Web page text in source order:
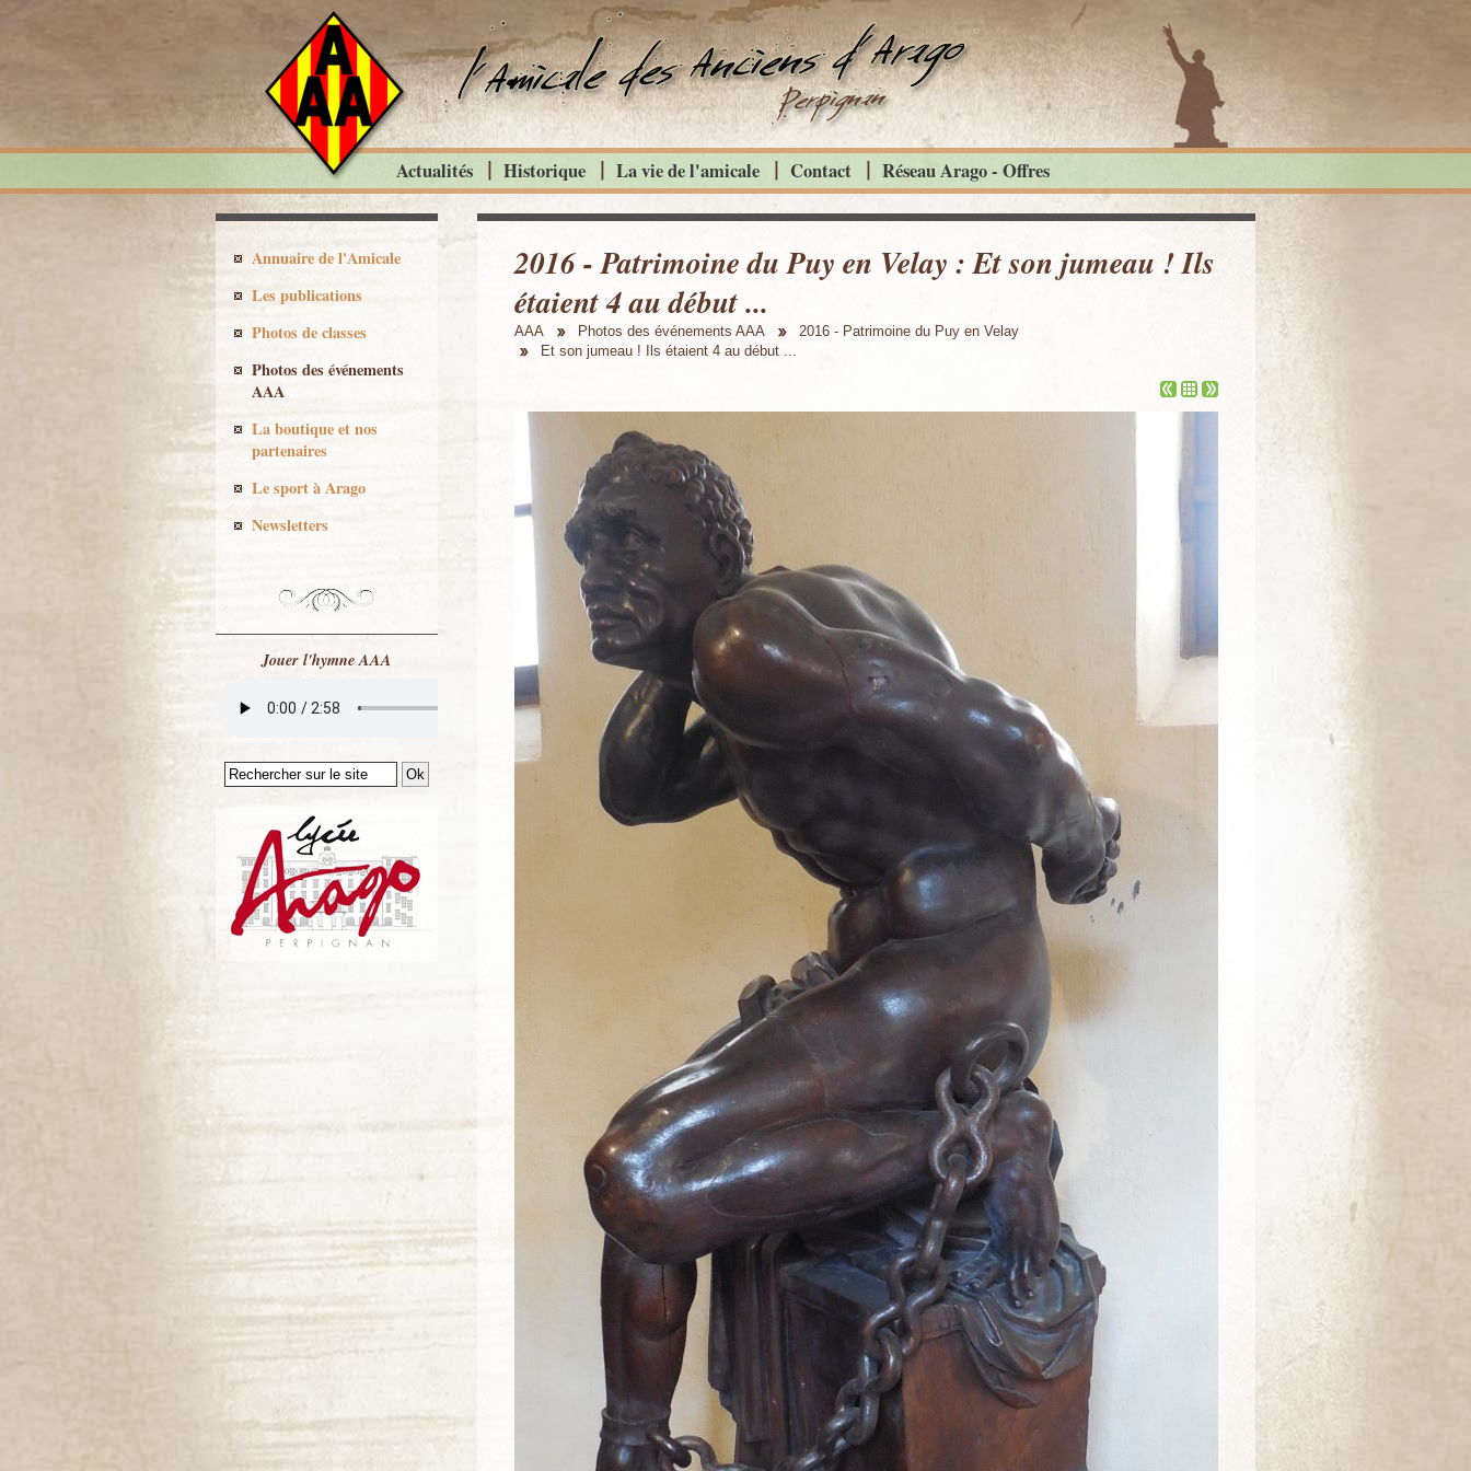
2016 - Patrimoine du Puy en Velay : Et son jumeau ! Ils
étaient 4 au début ...
AAA Photos des événements AAA
2016 - Patrimoine du Puy en Velay
Et son jumeau ! Ils étaient 4 au début ...
Actualités Historique La vie de l'amicale Contact Réseau Arago - Offres
Annuaire de l'Amicale
Les publications
Photos de classes
Photos des événements
AAA
La boutique et nos
partenaires
Le sport à Arago
Newsletters
Jouer l'hymne AAA